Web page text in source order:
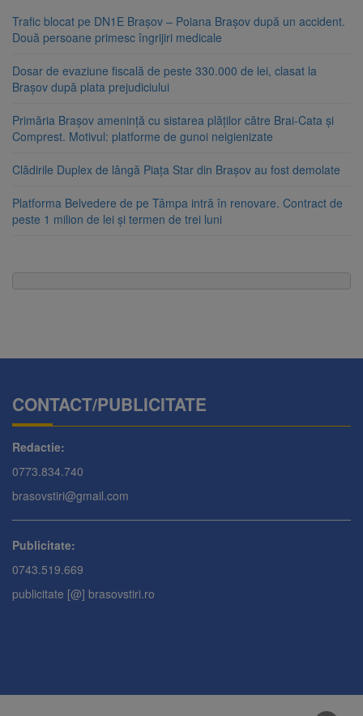
Trafic blocat pe DN1E Brașov – Poiana Brașov după un accident.
Două persoane primesc îngrijiri medicale
Dosar de evaziune fiscală de peste 330.000 de lei, clasat la
Brașov după plata prejudiciului
Primăria Brașov amenință cu sistarea plăților către Brai-Cata și
Comprest. Motivul: platforme de gunoi neigienizate
Clădirile Duplex de lângă Piața Star din Brașov au fost demolate
Platforma Belvedere de pe Tâmpa intră în renovare. Contract de
peste 1 milion de lei și termen de trei luni
CONTACT/PUBLICITATE
Redactie:
0773.834.740
brasovstiri@gmail.com
Publicitate:
0743.519.669
publicitate [@] brasovstiri.ro